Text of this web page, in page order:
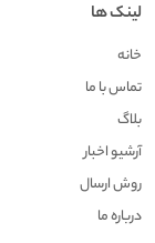
لینک ها
خانه
تماس با ما
بلاگ
آرشیو اخبار
روش ارسال
درباره ما